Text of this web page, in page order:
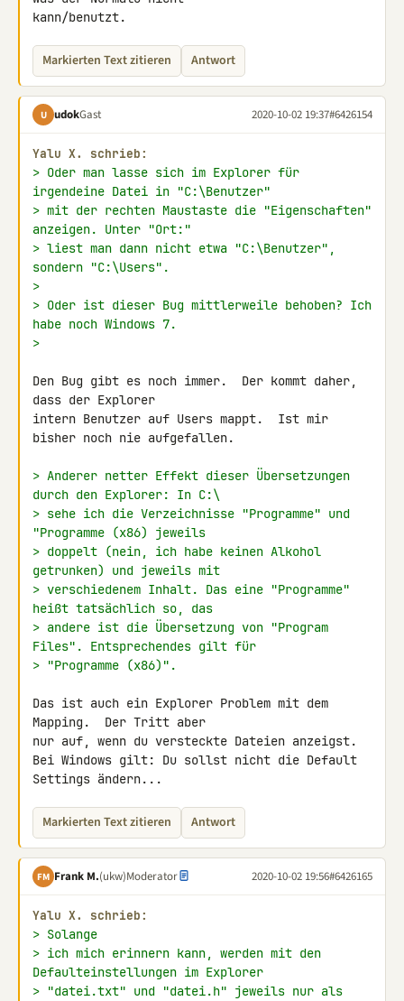
kann/benutzt.
Markierten Text zitieren Antwort
U udokGast 2020-10-02 19:37#6426154
Yalu X. schrieb:
> Oder man lasse sich im Explorer für
irgendeine Datei in "C:\Benutzer"
> mit der rechten Maustaste die "Eigenschaften"
anzeigen. Unter "Ort:"
> liest man dann nicht etwa "C:\Benutzer",
sondern "C:\Users".
>
> Oder ist dieser Bug mittlerweile behoben? Ich
habe noch Windows 7.
>
Den Bug gibt es noch immer.  Der kommt daher,
dass der Explorer
intern Benutzer auf Users mappt.  Ist mir
bisher noch nie aufgefallen.
> Anderer netter Effekt dieser Übersetzungen
durch den Explorer: In C:\
> sehe ich die Verzeichnisse "Programme" und
"Programme (x86) jeweils
> doppelt (nein, ich habe keinen Alkohol
getrunken) und jeweils mit
> verschiedenem Inhalt. Das eine "Programme"
heißt tatsächlich so, das
> andere ist die Übersetzung von "Program
Files". Entsprechendes gilt für
> "Programme (x86)".
Das ist auch ein Explorer Problem mit dem
Mapping.  Der Tritt aber
nur auf, wenn du versteckte Dateien anzeigst.
Bei Windows gilt: Du sollst nicht die Default
Settings ändern...
Markierten Text zitieren Antwort
FM Frank M.(ukw)Moderator 2020-10-02 19:56#6426165
Yalu X. schrieb:
> Solange
> ich mich erinnern kann, werden mit den
Defaulteinstellungen im Explorer
> "datei.txt" und "datei.h" jeweils nur als